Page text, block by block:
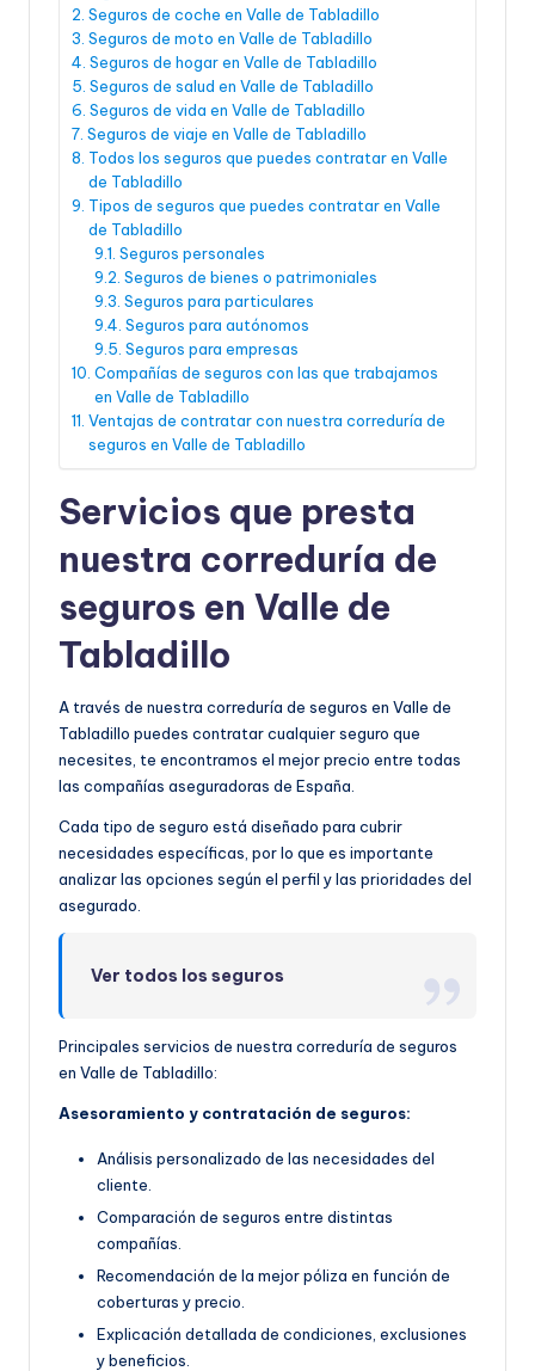
Seguros de coche en Valle de Tabladillo
Seguros de moto en Valle de Tabladillo
Seguros de hogar en Valle de Tabladillo
Seguros de salud en Valle de Tabladillo
Seguros de vida en Valle de Tabladillo
Seguros de viaje en Valle de Tabladillo
Todos los seguros que puedes contratar en Valle
de Tabladillo
Tipos de seguros que puedes contratar en Valle
de Tabladillo
Seguros personales
Seguros de bienes o patrimoniales
Seguros para particulares
Seguros para autónomos
Seguros para empresas
Compañías de seguros con las que trabajamos
en Valle de Tabladillo
Ventajas de contratar con nuestra correduría de
seguros en Valle de Tabladillo
Servicios que presta
nuestra correduría de
seguros en Valle de
Tabladillo
A través de nuestra correduría de seguros en Valle de
Tabladillo puedes contratar cualquier seguro que
necesites, te encontramos el mejor precio entre todas
las compañías aseguradoras de España.
Cada tipo de seguro está diseñado para cubrir
necesidades específicas, por lo que es importante
analizar las opciones según el perfil y las prioridades del
asegurado.
Ver todos los seguros
Principales servicios de nuestra correduría de seguros
en Valle de Tabladillo:
Asesoramiento y contratación de seguros:
Análisis personalizado de las necesidades del
cliente.
Comparación de seguros entre distintas
compañías.
Recomendación de la mejor póliza en función de
coberturas y precio.
Explicación detallada de condiciones, exclusiones
y beneficios.